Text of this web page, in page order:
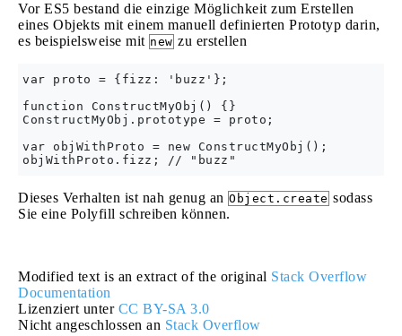
Vor ES5 bestand die einzige Möglichkeit zum Erstellen
eines Objekts mit einem manuell definierten Prototyp darin,
es beispielsweise mit new zu erstellen
var proto = {fizz: 'buzz'};
function ConstructMyObj() {}
ConstructMyObj.prototype = proto;
var objWithProto = new ConstructMyObj();
Dieses Verhalten ist nah genug an Object.create sodass
Sie eine Polyfill schreiben können.
Modified text is an extract of the original Stack Overflow
Documentation
Lizenziert unter CC BY-SA 3.0
Nicht angeschlossen an Stack Overflow